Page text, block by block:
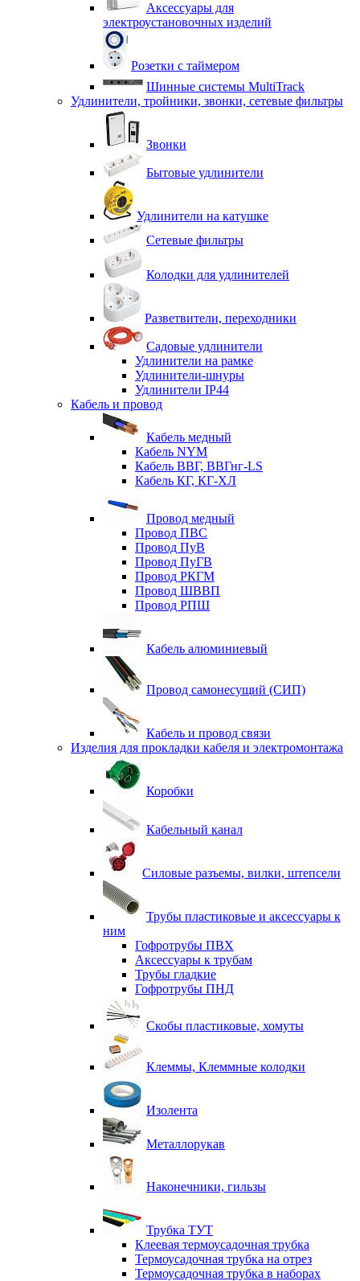
Аксессуары для
электроустановочных изделий
Розетки с таймером
Шинные системы MultiTrack
Удлинители, тройники, звонки, сетевые фильтры
Звонки
Бытовые удлинители
Удлинители на катушке
Сетевые фильтры
Колодки для удлинителей
Разветвители, переходники
Садовые удлинители
Удлинители на рамке
Удлинители-шнуры
Удлинители IP44
Кабель и провод
Кабель медный
Кабель NYM
Кабель ВВГ, ВВГнг-LS
Кабель КГ, КГ-ХЛ
Провод медный
Провод ПВС
Провод ПуВ
Провод ПуГВ
Провод РКГМ
Провод ШВВП
Провод РПШ
Кабель алюминиевый
Провод самонесущий (СИП)
Кабель и провод связи
Изделия для прокладки кабеля и электромонтажа
Коробки
Кабельный канал
Силовые разъемы, вилки, штепсели
Трубы пластиковые и аксессуары к
ним
Гофротрубы ПВХ
Аксессуары к трубам
Трубы гладкие
Гофротрубы ПНД
Скобы пластиковые, хомуты
Клеммы, Клеммные колодки
Изолента
Металлорукав
Наконечники, гильзы
Трубка ТУТ
Клеевая термоусадочная трубка
Термоусадочная трубка на отрез
Термоусадочная трубка в наборах